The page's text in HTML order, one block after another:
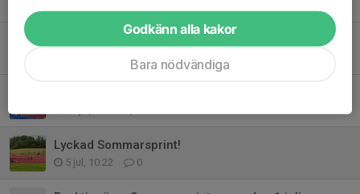
Lyckad Sommarsprint!
5 jul, 10:22 0
Godkänn alla kakor
Bara nödvändiga